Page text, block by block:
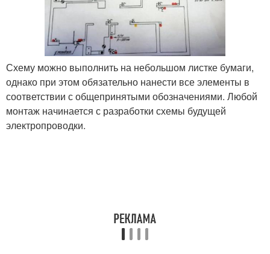
Схему можно выполнить на небольшом листке бумаги,
однако при этом обязательно нанести все элементы в
соответствии с общепринятыми обозначениями. Любой
монтаж начинается с разработки схемы будущей
электропроводки.